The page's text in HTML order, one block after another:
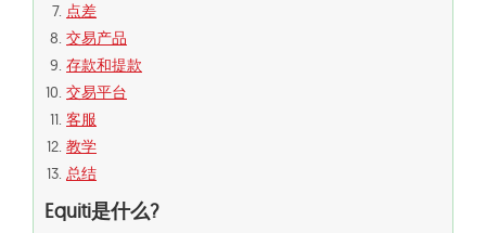
点差
交易产品
存款和提款
交易平台
客服
教学
总结
Equiti是什么?